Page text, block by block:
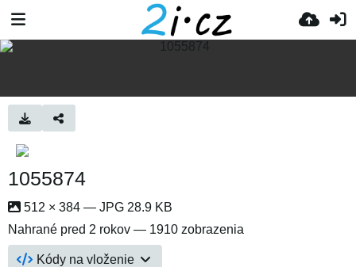
1055874
512 × 384 — JPG 28.9 KB
Nahrané pred 2 rokov — 1910 zobrazenia
Kódy na vloženie